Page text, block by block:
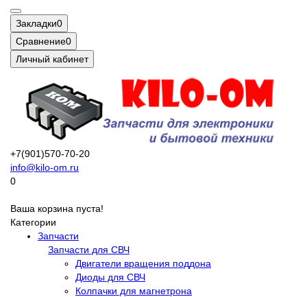
Закладки0
Сравнение0
Личный кабинет
+7(901)570-70-20
info@kilo-om.ru
0
Ваша корзина пуста!
Категории
Запчасти
Запчасти для СВЧ
Двигатели вращения поддона
Диоды для СВЧ
Колпачки для магнетрона